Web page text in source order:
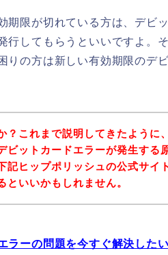
期限が切れている方は、デビ
行してもらうといいですよ。
りの方は新しい有効期限のデ
？これまで説明してきたように
ビットカードエラーが発生する
記ヒップポリッシュの公式サイ
といいかもしれません。
ラーの問題を今すぐ解決した